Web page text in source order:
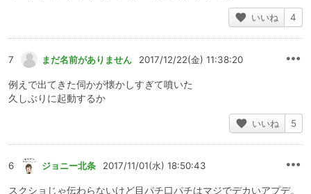
いいね 4
7 まだ名前がありません 2017/12/22(金) 11:38:20
例えで出てきた伺かが懐かしすぎて噴いた
久しぶりに起動するか
いいね 5
6 ジョニー北条 2017/11/01(水) 18:50:43
スクショじゃ伝わらないけど目パチ口パチはマジでデカいアプデ。